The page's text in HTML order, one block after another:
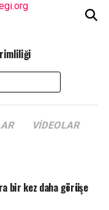
VIDEOLAR
bir kez daha görüşe